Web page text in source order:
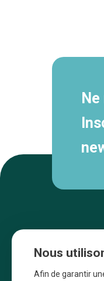
Nous
Afin de garantir